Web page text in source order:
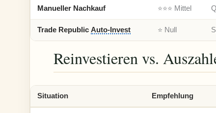
Manueller Nachkauf ⭐⭐⭐ Mittel
Trade RepublicAuto-Invest ⭐ Null
Reinvestieren vs.
Situation Empfehlung